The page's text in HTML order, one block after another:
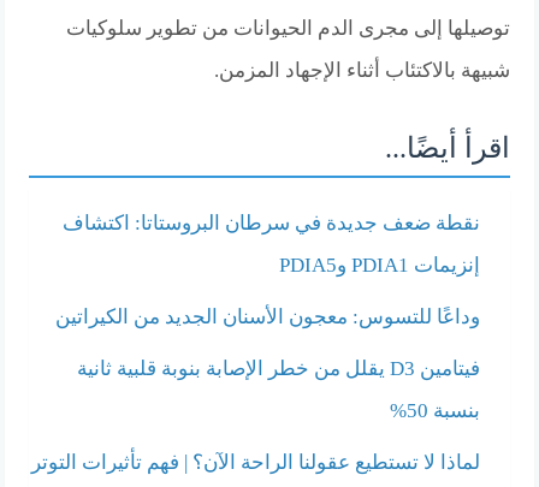
توصيلها إلى مجرى الدم الحيوانات من تطوير سلوكيات
شبيهة بالاكتئاب أثناء الإجهاد المزمن.
اقرأ أيضًا...
نقطة ضعف جديدة في سرطان البروستاتا: اكتشاف
إنزيمات PDIA1 وPDIA5
وداعًا للتسوس: معجون الأسنان الجديد من الكيراتين
فيتامين D3 يقلل من خطر الإصابة بنوبة قلبية ثانية
بنسبة 50%
لماذا لا تستطيع عقولنا الراحة الآن؟ | فهم تأثيرات التوتر